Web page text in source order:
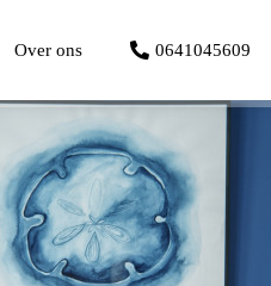
Over ons 0641045609